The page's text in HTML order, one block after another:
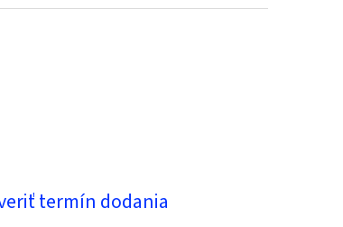
termín dodania